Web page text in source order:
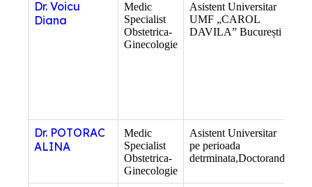
Dr. Voicu
Diana
Medic
Specialist
Obstetrica-
Ginecologie
Asistent Universitar
UMF „CAROL
DAVILA” București
Dr. POTORAC
ALINA
Medic
Specialist
Obstetrica-
Ginecologie
Asistent Universitar
pe perioada
detrminata,Doctorand